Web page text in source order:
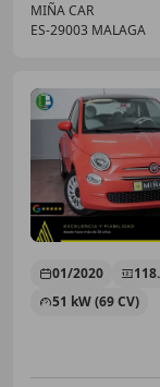
MIÑA CAR
ES-29003 MALAGA
01/2020
51 kW (69 CV)